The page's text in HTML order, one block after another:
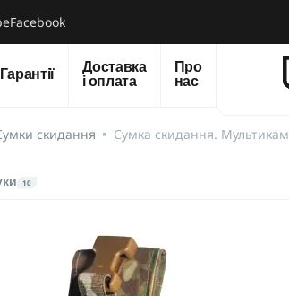
Facebook
Гарантії
Доставка
і оплата
Про
нас
скидання Сумка скидання. Мультикам
10